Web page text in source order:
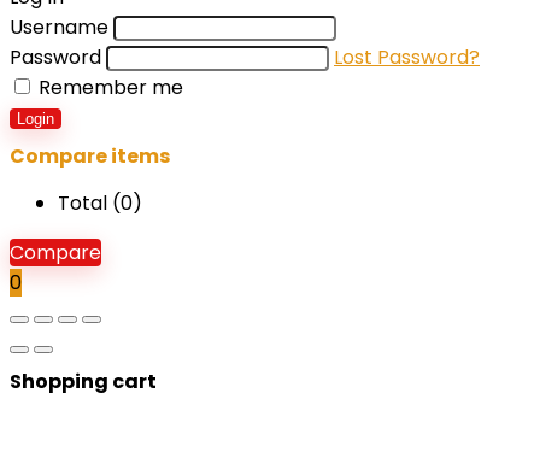
Username
Password
Lost Password?
Remember me
Login
Compare items
Total (0)
Compare
0
Shopping cart